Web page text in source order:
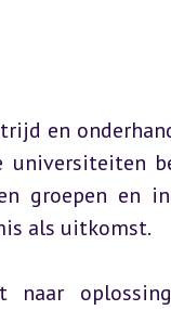
en
groepen en
als uitkomst.
naar